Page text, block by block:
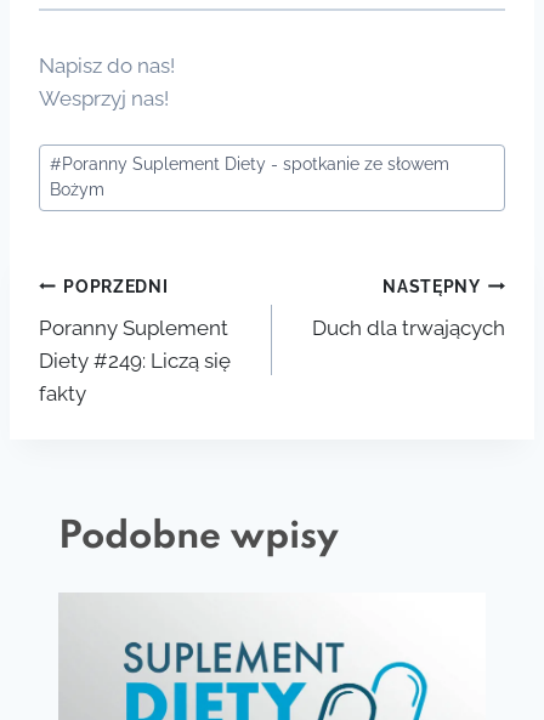
Napisz do nas!
Wesprzyj nas!
Tagi
wpisu:
#Poranny Suplement Diety - spotkanie ze słowem
Bożym
Nawigacja
wpisu
POPRZEDNI
Poranny Suplement
Diety #249: Liczą się
fakty
NASTĘPNY
Duch dla trwających
Podobne wpisy